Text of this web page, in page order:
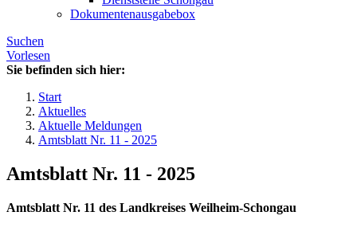
Dokumentenausgabebox
Suchen
Vorlesen
Sie befinden sich hier:
Start
Aktuelles
Aktuelle Meldungen
Amtsblatt Nr. 11 - 2025
Amtsblatt Nr. 11 - 2025
Amtsblatt Nr. 11 des Landkreises Weilheim-Schongau